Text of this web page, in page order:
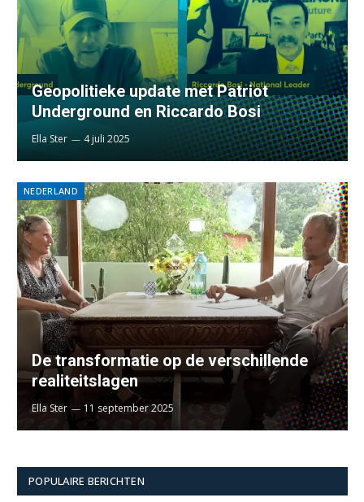
Geopolitieke update met Patriot
Underground en Riccardo Bosi
Ella Ster 4 juli 2025
NEDERLAND
De transformatie op de verschillende
realiteitslagen
Ella Ster 11 september 2025
POPULAIRE BERICHTEN